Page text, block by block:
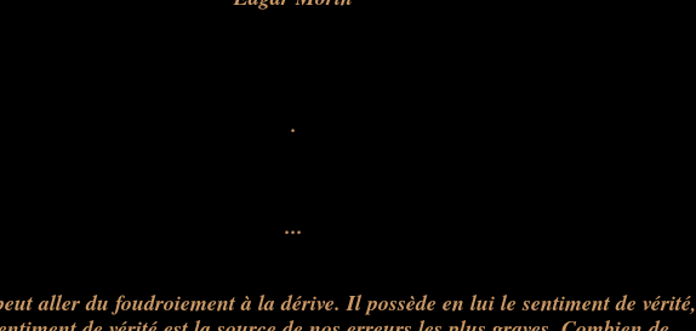
.
...
aller du foudroiement à la dérive. Il possède en lui le sentiment de vérité,